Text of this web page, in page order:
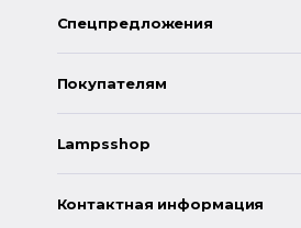
Спецпредложения
Покупателям
Lampsshop
Контактная информация